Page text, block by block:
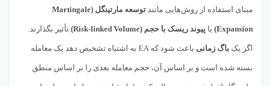
مبنای استفاده از روش‌هایی مانند توسعه مارتینگل (Martingale
Expansion) یا پیوند ریسک با حجم (Risk-linked Volume) تأثیر بگذارند.
اگر یک باگ زمانی باعث شود که EA به اشتباه تشخیص دهد یک معامله
بسته شده است و بر اساس آن، حجم معامله بعدی را بر اساس منطق